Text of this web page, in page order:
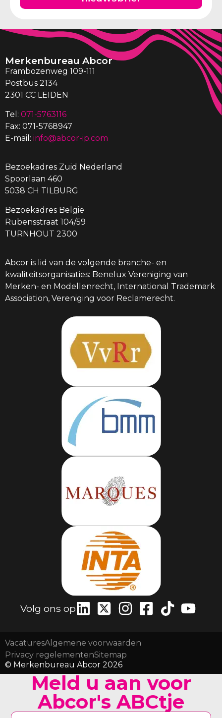
Merkenbureau Abcor
Frambozenweg 109-111
Postbus 2134
2301 CC LEIDEN
Tel: 071-5763116
Fax: 071-5768947
E-mail: info@abcor-ip.com
Bezoekadres Zuid Nederland
Spoorlaan 460
5038 CH TILBURG
Bezoekadres België
Rubensstraat 104/59
TURNHOUT 2300
Abcor is lid van de volgende branche- en
kwaliteitsorganisaties: Benelux Vereniging van
Merken- en Modellenrecht, International Trademark
Association, Vereniging voor Reclamerecht.
Volg ons op
VacaturesAlgemene voorwaarden
Privacy regelementenSitemap
© Merkenbureau Abcor 2026
Meld u aan voor
Abcor's ABCtje